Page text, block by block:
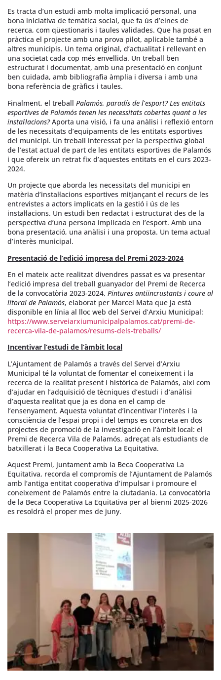
Es tracta d’un estudi amb molta implicació personal, una
bona iniciativa de temàtica social, que fa ús d’eines de
recerca, com qüestionaris i taules validades. Que ha posat en
pràctica el projecte amb una prova pilot, aplicable també a
altres municipis. Un tema original, d’actualitat i rellevant en
una societat cada cop més envellida. Un treball ben
estructurat i documentat, amb una presentació en conjunt
ben cuidada, amb bibliografia àmplia i diversa i amb una
bona referència de gràfics i taules.
Finalment, el treball Palamós, paradís de l’esport? Les entitats
esportives de Palamós tenen les necessitats cobertes quant a les
instal·lacions?Aporta una visió, i fa una anàlisi i reflexió entorn
de les necessitats d’equipaments de les entitats esportives
del municipi. Un treball interessat per la perspectiva global
de l’estat actual de part de les entitats esportives de Palamós
i que ofereix un retrat fix d’aquestes entitats en el curs 2023-
2024.
Un projecte que aborda les necessitats del municipi en
matèria d’instal·lacions esportives mitjançant el recurs de les
entrevistes a actors implicats en la gestió i ús de les
instal·lacions. Un estudi ben redactat i estructurat des de la
perspectiva d’una persona implicada en l’esport. Amb una
bona presentació, una anàlisi i una proposta. Un tema actual
d’interès municipal.
Presentació de l’edició impresa del Premi 2023-2024
En el mateix acte realitzat divendres passat es va presentar
l’edició impresa del treball guanyador del Premi de Recerca
de la convocatòria 2023-2024, Pintures antiincrustants i coure al
litoral de Palamós, elaborat per Marcel Mata que ja està
disponible en línia al lloc web del Servei d’Arxiu Municipal:
https://www.serveiarxiumunicipalpalamos.cat/premi-de-
recerca-vila-de-palamos/resums-dels-treballs/
Incentivar l’estudi de l’àmbit local
L’Ajuntament de Palamós a través del Servei d’Arxiu
Municipal té la voluntat de fomentar el coneixement i la
recerca de la realitat present i històrica de Palamós, així com
d’ajudar en l’adquisició de tècniques d’estudi i d’anàlisi
d’aquesta realitat que ja es dona en el camp de
l’ensenyament. Aquesta voluntat d’incentivar l’interès i la
consciència de l’espai propi i del temps es concreta en dos
projectes de promoció de la investigació en l’àmbit local: el
Premi de Recerca Vila de Palamós, adreçat als estudiants de
batxillerat i la Beca Cooperativa La Equitativa.
Aquest Premi, juntament amb la Beca Cooperativa La
Equitativa, recorda el compromís de l’Ajuntament de Palamós
amb l’antiga entitat cooperativa d’impulsar i promoure el
coneixement de Palamós entre la ciutadania. La convocatòria
de la Beca Cooperativa La Equitativa per al bienni 2025-2026
es resoldrà el proper mes de juny.